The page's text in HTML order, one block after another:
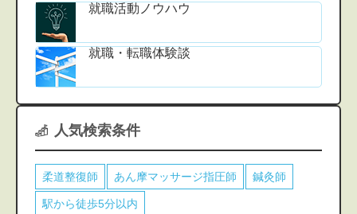
就職活動ノウハウ
就職・転職体験談
人気検索条件
柔道整復師 あん摩マッサージ指圧師 鍼灸師
駅から徒歩5分以内